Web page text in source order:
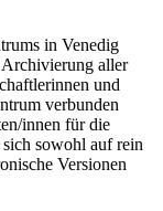
in Venedig
aller
und
verbunden
innen für die
sowohl auf rein
Versionen